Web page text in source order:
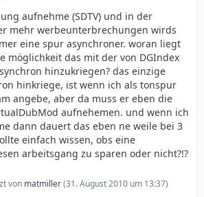
aufnehme (SDTV) und in der
mehr werbeunterbrechungen wirds
eine spur asynchroner. woran liegt
möglichkeit das mit der von DGIndex
hinzukriegen? das einzige
hinkriege, ist wenn ich als tonspur
angebe, aber da muss er eben die
aufnehemen. und wenn ich
dann dauert das eben ne weile bei 3
einfach wissen, obs eine
arbeitsgang zu sparen oder nicht?!?
von matmiller(31. August 2010 um 13:37)